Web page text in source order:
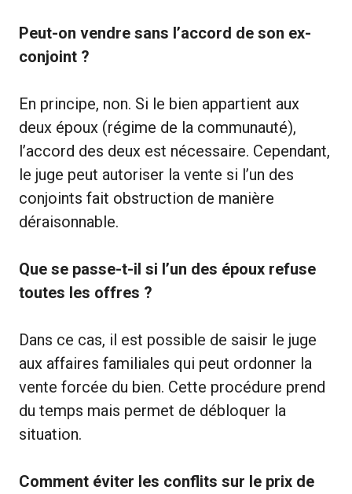
Peut-on vendre sans l’accord de son ex-
conjoint ?
En principe, non. Si le bien appartient aux
deux époux (régime de la communauté),
l’accord des deux est nécessaire. Cependant,
le juge peut autoriser la vente si l’un des
conjoints fait obstruction de manière
déraisonnable.
Que se passe-t-il si l’un des époux refuse
toutes les offres ?
Dans ce cas, il est possible de saisir le juge
aux affaires familiales qui peut ordonner la
vente forcée du bien. Cette procédure prend
du temps mais permet de débloquer la
situation.
Comment éviter les conflits sur le prix de